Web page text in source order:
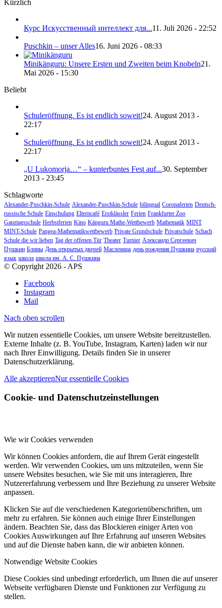
Kürzlich
Курс Искусственный интеллект для...11. Juli 2026 - 22:52
Puschkin – unser Alles16. Juni 2026 - 08:33
Minikänguru: Unsere Ersten und Zweiten beim Knobeln21.
Mai 2026 - 15:30
Beliebt
Schuleröffnung. Es ist endlich soweit!24. August 2013 -
22:17
Schuleröffnung. Es ist endlich soweit!24. August 2013 -
22:17
„U Lukomorja…“ – kunterbuntes Fest auf...30. September
2013 - 23:45
Schlagworte
Alexander-Puschkin-Schule Alexander-Puschkin-Schule bilingual Coronaferien Deutsch-
russische Schule Einschulung Elterncafé Erstklässler Ferien Frankfurter Zoo
Ganztagsschule Herbstferien Kino Känguru Mathe-Wettbewerb Mathematik MINT
MINT-Schule Pangea-Mathematikwettbewerb Private Grundschule Privatschule Schach
Schule die wir lieben Tag der offenen Tür Theater Turnier Александр Сергеевич
Пушкин Блины День открытых дверей Масленица день рождения Пушкина русский
язык школа школа им. А. С. Пушкина
© Copyright 2026 - APS
Facebook
Instagram
Mail
Nach oben scrollen
Wir nutzen essentielle Cookies, um unsere Website bereitzustellen.
Externe Inhalte (z. B. YouTube, Instagram, Karten) laden wir nur
nach Ihrer Einwilligung. Details finden Sie in unserer
Datenschutzerklärung.
Alle akzeptierenNur essentielle Cookies
Cookie- und Datenschutzeinstellungen
Wie wir Cookies verwenden
Wir können Cookies anfordern, die auf Ihrem Gerät eingestellt
werden. Wir verwenden Cookies, um uns mitzuteilen, wenn Sie
unsere Websites besuchen, wie Sie mit uns interagieren, Ihre
Nutzererfahrung verbessern und Ihre Beziehung zu unserer Website
anpassen.
Klicken Sie auf die verschiedenen Kategorienüberschriften, um
mehr zu erfahren. Sie können auch einige Ihrer Einstellungen
ändern. Beachten Sie, dass das Blockieren einiger Arten von
Cookies Auswirkungen auf Ihre Erfahrung auf unseren Websites
und auf die Dienste haben kann, die wir anbieten können.
Notwendige Website Cookies
Diese Cookies sind unbedingt erforderlich, um Ihnen die auf unserer
Webseite verfügbaren Dienste und Funktionen zur Verfügung zu
stellen.